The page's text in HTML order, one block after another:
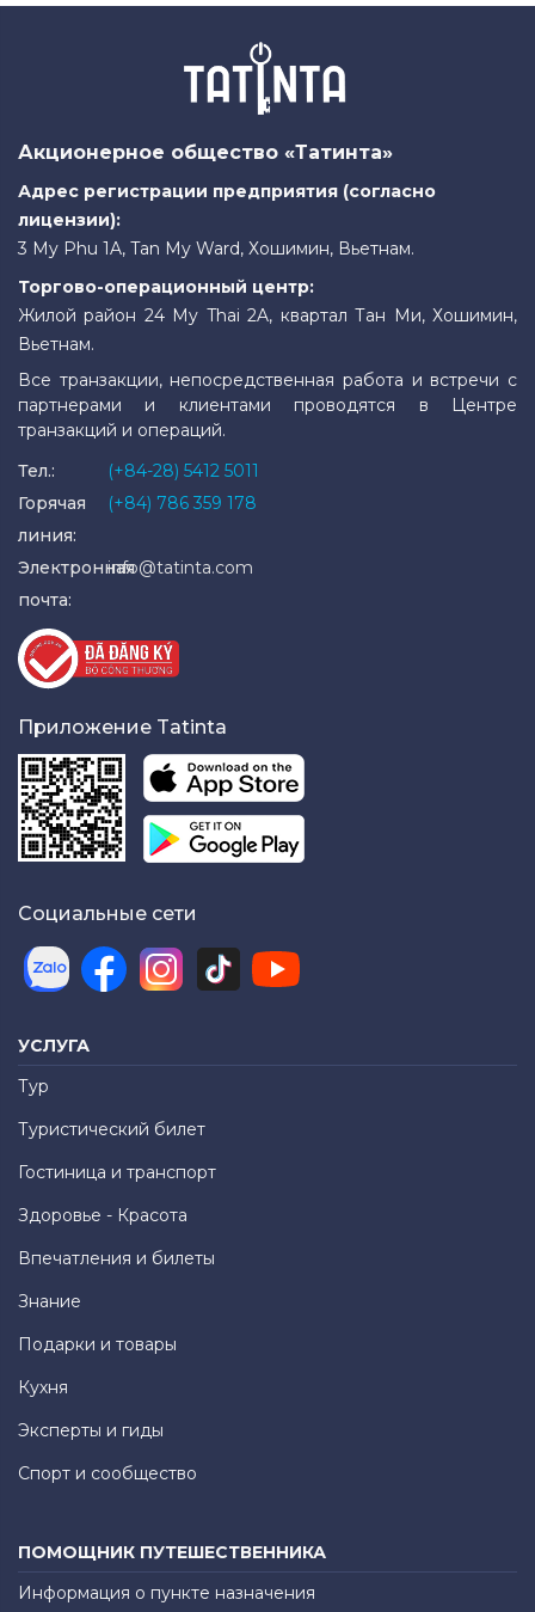
Акционерное общество «Татинта»
Адрес регистрации предприятия (согласно
лицензии):
3 My Phu 1A, Tan My Ward, Хошимин, Вьетнам.
Торгово-операционный центр:
Жилой район 24 My Thai 2A, квартал Тан Ми, Хошимин,
Вьетнам.
Все транзакции, непосредственная работа и встречи с
партнерами и клиентами проводятся в Центре
транзакций и операций.
Тел.:
(+84-28) 5412 5011
Горячая
линия:
(+84) 786 359 178
Электронная
почта:
info@tatinta.com
Приложение Tatinta
Социальные сети
УСЛУГА
Тур
Туристический билет
Гостиница и транспорт
Здоровье - Красота
Впечатления и билеты
Знание
Подарки и товары
Кухня
Эксперты и гиды
Спорт и сообщество
ПОМОЩНИК ПУТЕШЕСТВЕННИКА
Информация о пункте назначения